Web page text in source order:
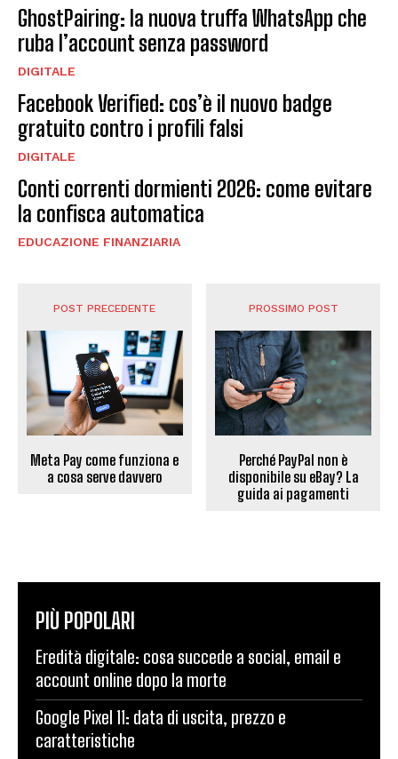
GhostPairing: la nuova truffa WhatsApp che
ruba l’account senza password
DIGITALE
Facebook Verified: cos’è il nuovo badge
gratuito contro i profili falsi
DIGITALE
Conti correnti dormienti 2026: come evitare
la confisca automatica
EDUCAZIONE FINANZIARIA
POST PRECEDENTE
Meta Pay come funziona e
a cosa serve davvero
PROSSIMO POST
Perché PayPal non è
disponibile su eBay? La
guida ai pagamenti
PIÙ POPOLARI
Eredità digitale: cosa succede a social, email e
account online dopo la morte
Google Pixel 11: data di uscita, prezzo e
caratteristiche